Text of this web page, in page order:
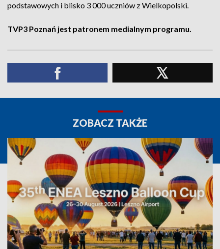
podstawowych i blisko 3 000 uczniów z Wielkopolski.
TVP3 Poznań jest patronem medialnym programu.
ZOBACZ TAKŻE